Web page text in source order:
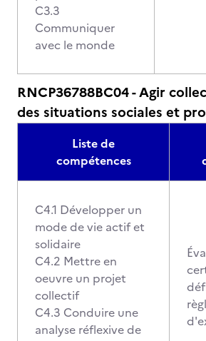
C3.3
Communiquer
avec le monde
RNCP36788BC04 - Agir
des situations sociales et
Liste de
compétences
C4.1 Développer un
mode de vie actif et
solidaire
C4.2 Mettre en
oeuvre un projet
collectif
C4.3 Conduire une
analyse réflexive de